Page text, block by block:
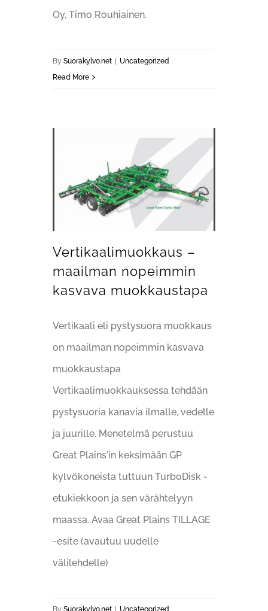
Oy, Timo Rouhiainen.
BySuorakylvo.net
Uncategorized
Read More
Vertikaalimuokkaus –
maailman nopeimmin
kasvava muokkaustapa
Vertikaali eli pystysuora muokkaus
on maailman nopeimmin kasvava
muokkaustapa
Vertikaalimuokkauksessa tehdään
pystysuoria kanavia ilmalle, vedelle
ja juurille. Menetelmä perustuu
Great Plains'in keksimään GP
kylvökoneista tuttuun TurboDisk -
etukiekkoon ja sen värähtelyyn
maassa. Avaa Great Plains TILLAGE
-esite (avautuu uudelle
välilehdelle)
BySuorakylvo.net | Uncategorized